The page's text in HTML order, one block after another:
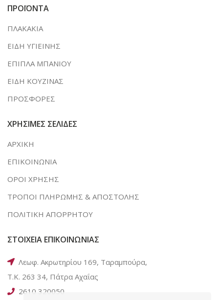
ΠΡΟΪΟΝΤΑ
ΠΛΑΚΑΚΙΑ
ΕΙΔΗ ΥΓΙΕΙΝΗΣ
ΕΠΙΠΛΑ ΜΠΑΝΙΟΥ
ΕΙΔΗ ΚΟΥΖΙΝΑΣ
ΠΡΟΣΦΟΡΕΣ
ΧΡΗΣΙΜΕΣ ΣΕΛΙΔΕΣ
ΑΡΧΙΚΗ
ΕΠΙΚΟΙΝΩΝΙΑ
ΟΡΟΙ ΧΡΗΣΗΣ
ΤΡΟΠΟΙ ΠΛΗΡΩΜΗΣ & ΑΠΟΣΤΟΛΗΣ
ΠΟΛΙΤΙΚΗ ΑΠΟΡΡΗΤΟΥ
ΣΤΟΙΧΕΙΑ ΕΠΙΚΟΙΝΩΝΙΑΣ
Λεωφ. Ακρωτηρίου 169, Ταραμπούρα,
Τ.Κ. 263 34, Πάτρα Αχαΐας
2610 320050